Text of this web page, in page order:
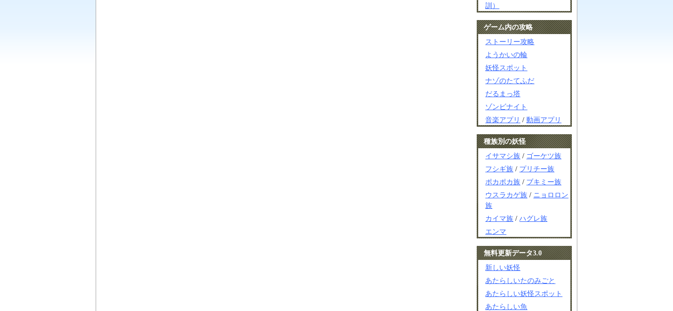
訓）
ゲーム内の攻略
ストーリー攻略
ようかいの輪
妖怪スポット
ナゾのたてふだ
だるまっ塔
ゾンビナイト
音楽アプリ /動画アプリ
種族別の妖怪
イサマシ族 / ゴーケツ族
フシギ族 / プリチー族
ポカポカ族 / ブキミー族
ウスラカゲ族 / ニョロロン
族
カイマ族 /ハグレ族
エンマ
無料更新データ3.0
新しい妖怪
あたらしいたのみごと
あたらしい妖怪スポット
あたらしい魚